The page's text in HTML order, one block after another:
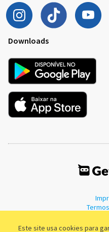
Este site usa cookies para
Downloads